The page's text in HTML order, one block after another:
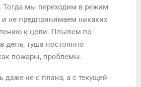
Тогда мы переходим в режим
не предпринимаем никаких
к цели. Плывем по
день, туша постоянно
пожары, проблемы.
даже не с плана, а с текущей